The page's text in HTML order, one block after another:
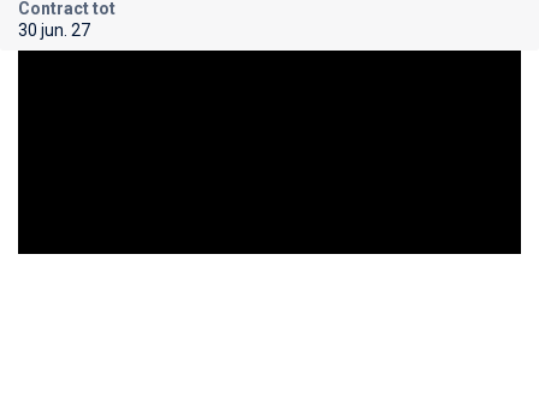
Contract tot
30 jun. 27